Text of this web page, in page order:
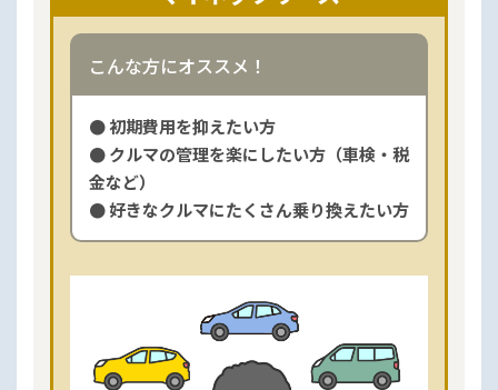
こんな方にオススメ！
● 初期費用を抑えたい方
● クルマの管理を楽にしたい方（車検・税
金など）
● 好きなクルマにたくさん乗り換えたい方